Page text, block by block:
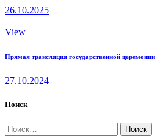
26.10.2025
View
Прямая трансляция государственной
27.10.2024
Поиск
Найти: